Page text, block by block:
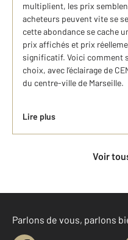
multiplient, les prix
acheteurs peuvent vite se
cette abondance se cache
prix affichés et prix
significatif. Voici comment
choix, avec l’éclairage de
du centre-ville de Marseille.
Lire plus
Voir
Parlons de vous, parlons